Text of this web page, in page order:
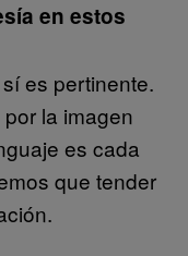
en estos
es pertinente.
la imagen
es cada
que tender